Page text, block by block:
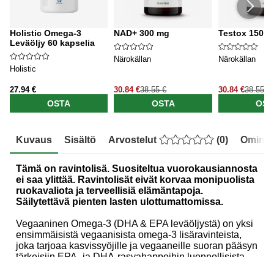
Holistic Omega-3
Leväöljy 60 kapselia
Holistic
27.94 €
OSTA
NAD+ 300 mg
Närokällan
30.84 €38.55 €
OSTA
Testox 150
Närokällan
30.84 €38.55 €
Kuvaus Sisältö Arvostelut (0)
Tämä on ravintolisä. Suositeltua vuorokausiannosta
ei saa ylittää. Ravintolisät eivät korvaa monipuolista
ruokavaliota ja terveellisiä elämäntapoja.
Säilytettävä pienten lasten ulottumattomissa.
Vegaaninen Omega-3 (DHA & EPA leväöljystä) on yksi
ensimmäisistä vegaanisista omega-3 lisäravinteista,
joka tarjoaa kasvissyöjille ja vegaaneille suoran pääsyn